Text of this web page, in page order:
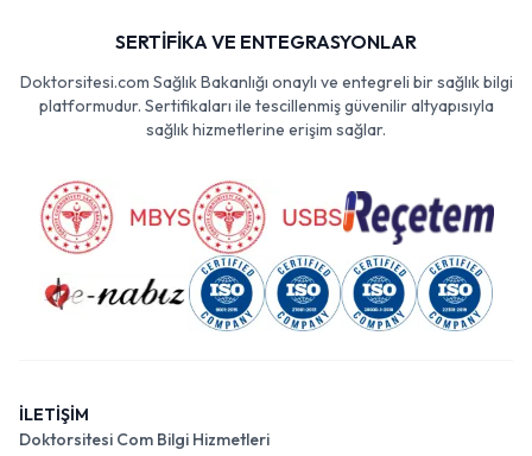
SERTİFİKA VE ENTEGRASYONLAR
Doktorsitesi.com Sağlık Bakanlığı onaylı ve entegreli bir sağlık bilgi
platformudur. Sertifikaları ile tescillenmiş güvenilir altyapısıyla
sağlık hizmetlerine erişim sağlar.
İLETİŞİM
Doktorsitesi Com Bilgi Hizmetleri